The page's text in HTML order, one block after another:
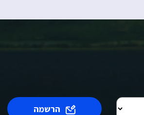
הרשמה